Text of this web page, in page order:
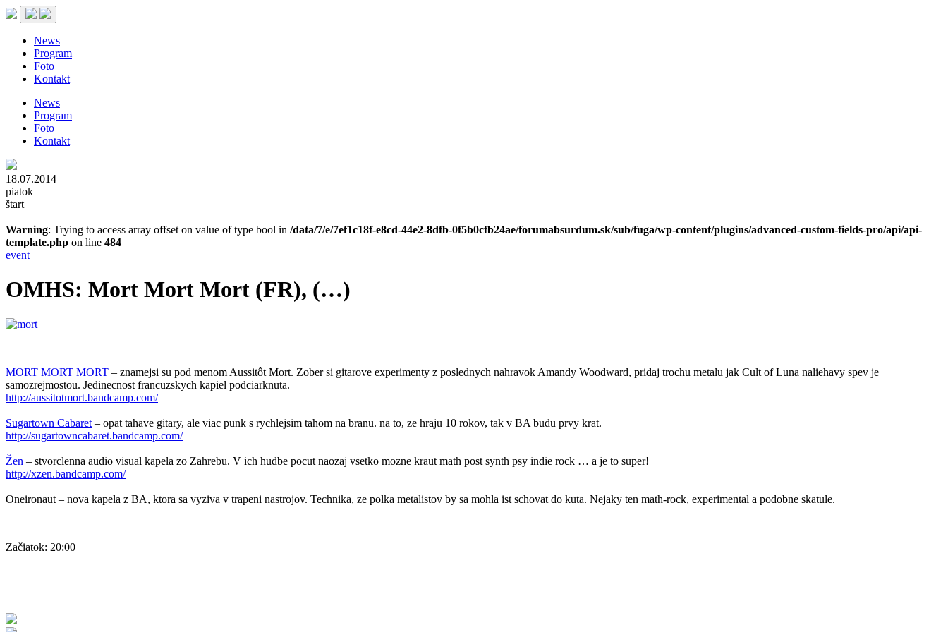
News
Program
Foto
Kontakt
News
Program
Foto
Kontakt
18.07.2014
piatok
štart
Warning: Trying to access array offset on value of type bool in /data/7/e/7ef1c18f-e8cd-44e2-8dfb-0f5b0cfb24ae/forumabsurdum.sk/sub/fuga/wp-content/plugins/advanced-custom-fields-pro/api/api-
template.php on line 484
event
OMHS: Mort Mort Mort (FR), (…)
MORT MORT MORT – znamejsi su pod menom Aussitôt Mort. Zober si gitarove experimenty z poslednych nahravok Amandy Woodward, pridaj trochu metalu jak Cult of Luna naliehavy spev je
samozrejmostou. Jedinecnost francuzskych kapiel podciarknuta.
http://aussitotmort.bandcamp.com/
Sugartown Cabaret – opat tahave gitary, ale viac punk s rychlejsim tahom na branu. na to, ze hraju 10 rokov, tak v BA budu prvy krat.
http://sugartowncabaret.bandcamp.com/
Žen – stvorclenna audio visual kapela zo Zahrebu. V ich hudbe pocut naozaj vsetko mozne kraut math post synth psy indie rock … a je to super!
http://xzen.bandcamp.com/
Oneironaut – nova kapela z BA, ktora sa vyziva v trapeni nastrojov. Technika, ze polka metalistov by sa mohla ist schovat do kuta. Nejaky ten math-rock, experimental a podobne skatule.
Začiatok: 20:00